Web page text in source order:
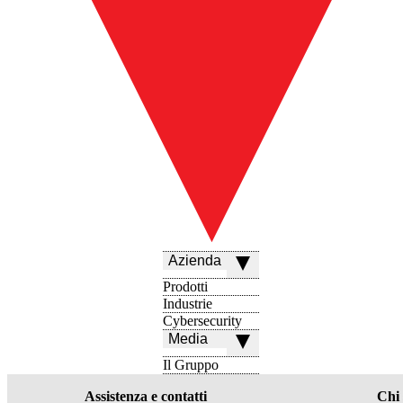
Azienda
Prodotti
Industrie
Cybersecurity
Media
Il Gruppo
Assistenza e contatti Chi